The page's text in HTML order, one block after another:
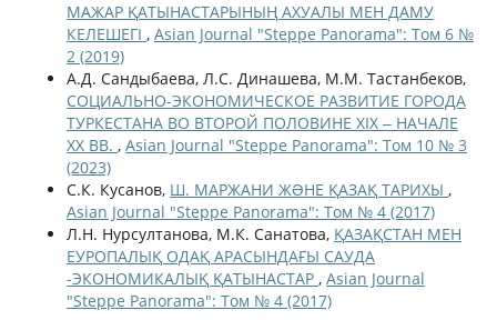
МАЖАР ҚАТЫНАСТАРЫНЫҢ АХУАЛЫ МЕН ДАМУ
КЕЛЕШЕГІ , Asian Journal "Steppe Panorama": Том 6 №
2 (2019)
А.Д. Сандыбаева, Л.С. Динашева, М.М. Тастанбеков,
СОЦИАЛЬНО-ЭКОНОМИЧЕСКОЕ РАЗВИТИЕ ГОРОДА
ТУРКЕСТАНА ВО ВТОРОЙ ПОЛОВИНЕ ХІХ ‒ НАЧАЛЕ
ХХ ВВ. , Asian Journal "Steppe Panorama": Том 10 № 3
(2023)
С.К. Кусанов, Ш. МАРЖАНИ ЖƏНЕ ҚАЗАҚ ТАРИХЫ ,
Asian Journal "Steppe Panorama": Том № 4 (2017)
Л.Н. Нурсултанова, М.К. Санатова, ҚАЗАҚСТАН МЕН
ЕУРОПАЛЫҚ ОДАҚ АРАСЫНДАҒЫ САУДА
-ЭКОНОМИКАЛЫҚ ҚАТЫНАСТАР , Asian Journal
"Steppe Panorama": Том № 4 (2017)